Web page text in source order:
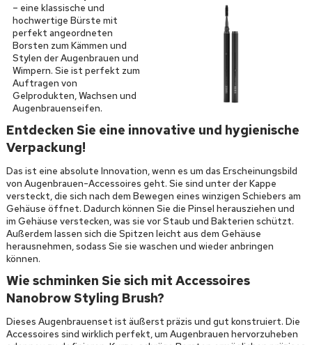
– eine klassische und
hochwertige Bürste mit
perfekt angeordneten
Borsten zum Kämmen und
Stylen der Augenbrauen und
Wimpern. Sie ist perfekt zum
Auftragen von
Gelprodukten, Wachsen und
Augenbrauenseifen.
Entdecken Sie eine innovative und hygienische
Verpackung!
Das ist eine absolute Innovation, wenn es um das Erscheinungsbild
von Augenbrauen-Accessoires geht. Sie sind unter der Kappe
versteckt, die sich nach dem Bewegen eines winzigen Schiebers am
Gehäuse öffnet. Dadurch können Sie die Pinsel herausziehen und
im Gehäuse verstecken, was sie vor Staub und Bakterien schützt.
Außerdem lassen sich die Spitzen leicht aus dem Gehäuse
herausnehmen, sodass Sie sie waschen und wieder anbringen
können.
Wie schminken Sie sich mit Accessoires
Nanobrow Styling Brush?
Dieses Augenbrauenset ist äußerst präzis und gut konstruiert. Die
Accessoires sind wirklich perfekt, um Augenbrauen hervorzuheben